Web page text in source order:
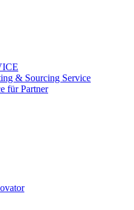
& Sourcing Service
für Partner